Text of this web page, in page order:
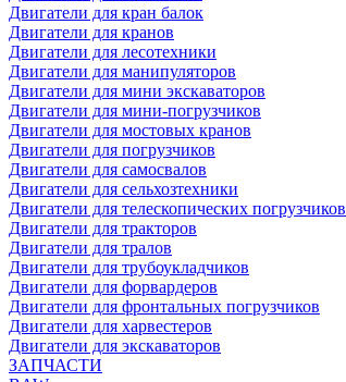
Двигатели для кран балок
Двигатели для кранов
Двигатели для лесотехники
Двигатели для манипуляторов
Двигатели для мини экскаваторов
Двигатели для мини-погрузчиков
Двигатели для мостовых кранов
Двигатели для погрузчиков
Двигатели для самосвалов
Двигатели для сельхозтехники
Двигатели для телескопических погрузчиков
Двигатели для тракторов
Двигатели для тралов
Двигатели для трубоукладчиков
Двигатели для форвардеров
Двигатели для фронтальных погрузчиков
Двигатели для харвестеров
Двигатели для экскаваторов
ЗАПЧАСТИ